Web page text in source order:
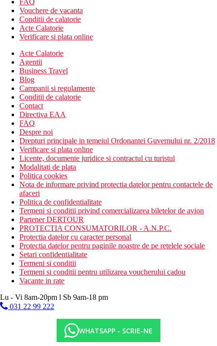
FAQ
Vouchere de vacanta
Conditii de calatorie
Acte Calatorie
Verificare si plata online
Acte Calatorie
Agentii
Business Travel
Blog
Campanii si regulamente
Conditii de calatorie
Contact
Directiva EAA
FAQ
Despre noi
Drepturi principale in temeiul Ordonantei Guvernului nr. 2/2018
Verificare si plata online
Licente, documente juridice si contractul cu turistul
Modalitati de plata
Politica cookies
Nota de informare privind protectia datelor pentru contactele de
afaceri
Politica de confidentialitate
Termeni si conditii privind comercializarea biletelor de avion
Partener DERTOUR
PROTECTIA CONSUMATORILOR - A.N.P.C.
Protectia datelor cu caracter personal
Protectia datelor pentru paginile noastre de pe retelele sociale
Setari confidentialitate
Termeni si conditii
Termeni si conditii pentru utilizarea voucherului cadou
Vacante in rate
Lu - Vi 8am-20pm l Sb 9am-18 pm
031 22 99 222
WHATSAPP - SCRIE-NE